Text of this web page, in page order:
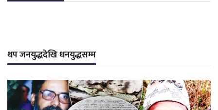
थप जनयुद्धदेखि धनयुद्धसम्म